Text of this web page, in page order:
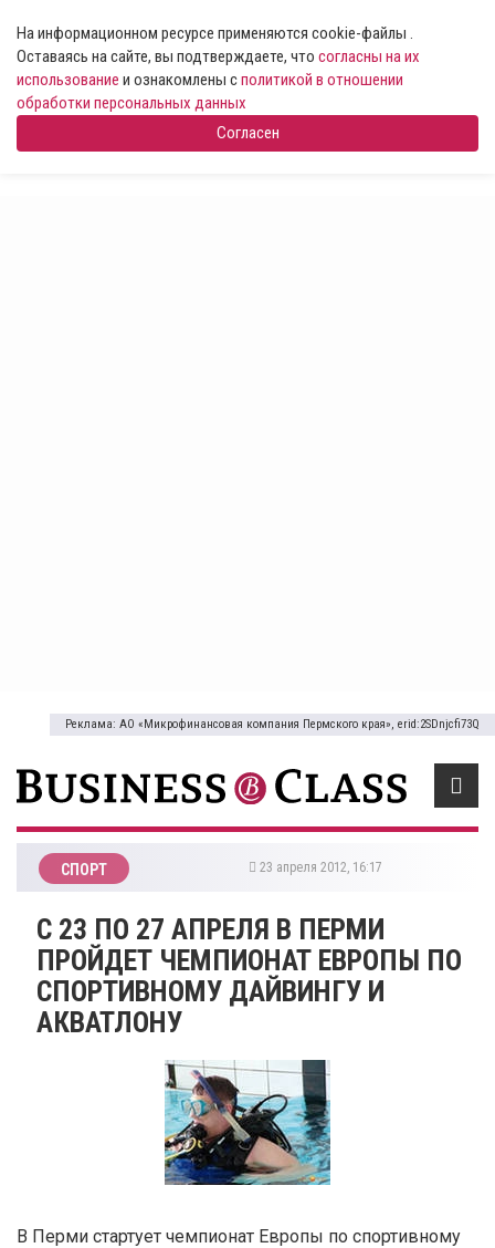
На информационном ресурсе применяются cookie-файлы .
Оставаясь на сайте, вы подтверждаете, что согласны на их
использование и ознакомлены сполитикой в отношении
обработки персональных данных
Согласен
Реклама: АО «Микрофинансовая компания Пермского края», erid:2SDnjcfi73Q
СПОРТ 23 апреля 2012, 16:17
С 23 ПО 27 АПРЕЛЯ В ПЕРМИ
ПРОЙДЕТ ЧЕМПИОНАТ ЕВРОПЫ ПО
СПОРТИВНОМУ ДАЙВИНГУ И
АКВАТЛОНУ
В Перми стартует чемпионат Европы по спортивному